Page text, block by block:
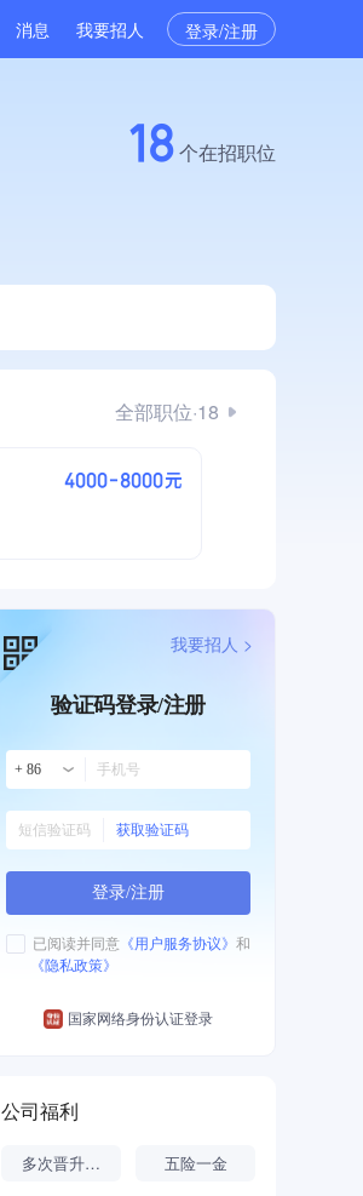
消息 我要招人 登录/注册
18个在招职位
全部职位·18
4000-8000元
验证码登录/注册
+ 86
获取验证码
登录/注册
已阅读并同意 《用户服务协议》 和
《隐私政策》
国家网络身份认证登录
我要招人 >
公司福利
多次晋升机会 五险一金